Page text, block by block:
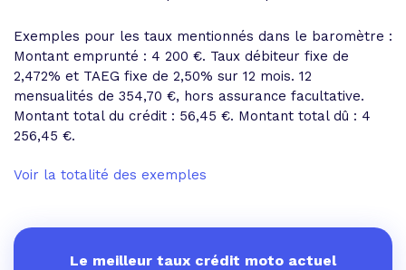
Exemples pour les taux mentionnés dans le baromètre :
Montant emprunté : 4 200 €. Taux débiteur fixe de
2,472% et TAEG fixe de 2,50% sur 12 mois. 12
mensualités de 354,70 €, hors assurance facultative.
Montant total du crédit : 56,45 €. Montant total dû : 4
256,45 €.
Voir la totalité des exemples
Le meilleur taux crédit moto actuel